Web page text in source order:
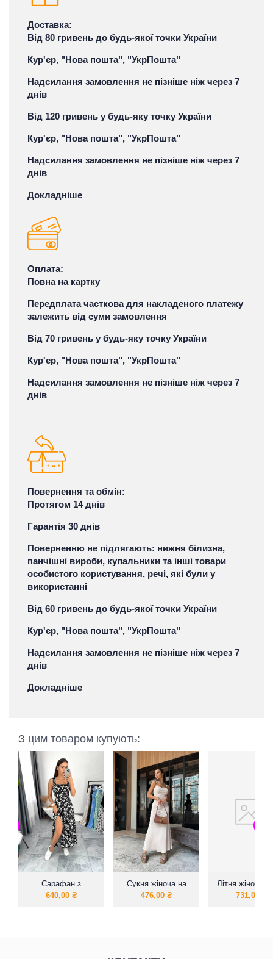
Доставка:
Від 80 гривень до будь-якої точки України
Кур'єр, "Нова пошта", "УкрПошта"
Надсилання замовлення не пізніше ніж через 7
днів
Від 120 гривень у будь-яку точку України
Кур'єр, "Нова пошта", "УкрПошта"
Надсилання замовлення не пізніше ніж через 7
днів
Докладніше
Оплата:
Повна на картку
Передплата часткова для накладеного платежу
залежить від суми замовлення
Від 70 гривень у будь-яку точку України
Кур'єр, "Нова пошта", "УкрПошта"
Надсилання замовлення не пізніше ніж через 7
днів
Повернення та обмін:
Протягом 14 днів
Гарантія 30 днів
Поверненню не підлягають: нижня білизна,
панчішні вироби, купальники та інші товари
особистого користування, речі, які були у
використанні
Від 60 гривень до будь-якої точки України
Кур'єр, "Нова пошта", "УкрПошта"
Надсилання замовлення не пізніше ніж через 7
днів
Докладніше
З цим товаром купують:
Сарафан з
широкою резинкою
640,00 ₴
Сукня жіноча на
брітелях
476,00 ₴
Літня жіноча
лаконічний
731,00